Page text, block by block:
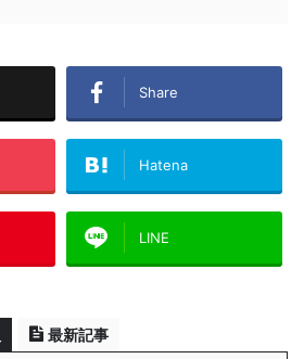
Share
Hatena
LINE
最新記事